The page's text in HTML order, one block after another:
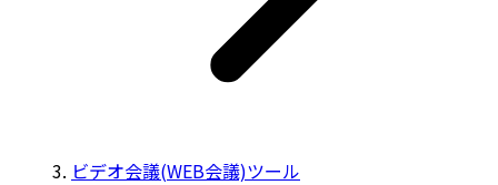
ビデオ会議(WEB会議)ツール